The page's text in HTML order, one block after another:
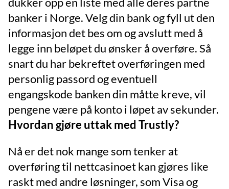
banker i Norge. Velg din bank og fyll ut den
informasjon det bes om og avslutt med å
legge inn beløpet du ønsker å overføre. Så
snart du har bekreftet overføringen med
personlig passord og eventuell
engangskode banken din måtte kreve, vil
pengene være på konto i løpet av sekunder.
Hvordan gjøre uttak med Trustly?
Nå er det nok mange som tenker at
overføring til nettcasinoet kan gjøres like
raskt med andre løsninger, som Visa og